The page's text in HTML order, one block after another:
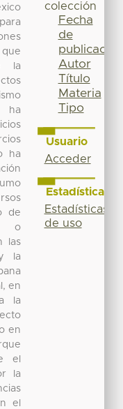
la
ha
ha
de
o
las
la
en
la
en
el
la
el
colección
Fecha
de
publicación
Autor
Título
Materia
Tipo
Usuario
Acceder
Estadísticas
Estadísticas
de uso